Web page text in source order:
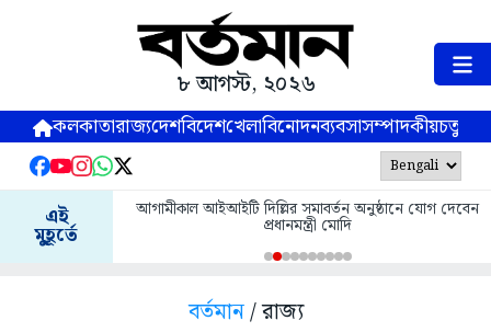
৮ আগস্ট, ২০২৬
কলকাতারাজ্যদেশবিদেশখেলাবিনোদনব্যবসাসম্পাদকীয়
এই
মুহূর্তে
আগামীকাল আইআইটি দিল্লির সমাবর্তন অনুষ্ঠানে যোগ দেবেন
প্রধানমন্ত্রী মোদি
বর্তমান/ রাজ্য